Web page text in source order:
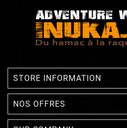
STORE INFORMATION
NOS OFFRES